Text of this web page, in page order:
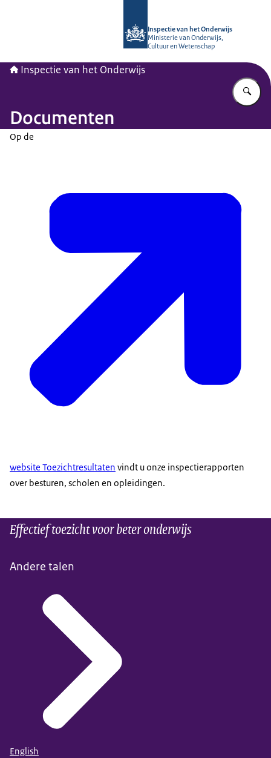
Inspectie van het Onderwijs
Ministerie van Onderwijs,
Cultuur en Wetenschap
Inspectie van het Onderwijs
Documenten
Op de
website Toezichtresultaten vindt u onze inspectierapporten
over besturen, scholen en opleidingen.
Effectief toezicht voor beter onderwijs
Andere talen
English